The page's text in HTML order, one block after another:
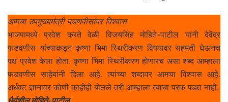
आमचा उपमुख्यमंत्री पडणवीसांवर विश्वास
भाजपामध्ये प्रवेश करते वेळी विजयसिंह मोहिते-पाटील यांनी देवेंद्र
फडवणीस यांच्याकडून कृष्णा भिमा स्थिरीकरण विषयावर सहमती घेऊनच
पक्ष प्रवेश केला होता. कृष्णा भिमा स्थिरीकरण होणारच असा शब्द आम्हाला
फडवणीस साहेबांनी दिला आहे. त्यांच्या शब्दावर आमचा विश्वास आहे.
अर्धवट ज्ञानावर कोणी काहीही बोलले तरी आम्हाला त्याचा परक पडत नाही.